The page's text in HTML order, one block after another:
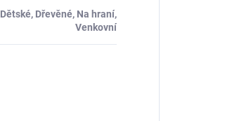
Dětské, Dřevěné, Na hraní,
Venkovní